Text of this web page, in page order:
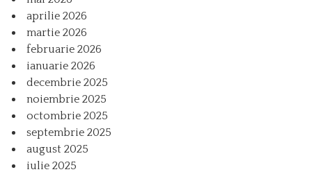
aprilie 2026
martie 2026
februarie 2026
ianuarie 2026
decembrie 2025
noiembrie 2025
octombrie 2025
septembrie 2025
august 2025
iulie 2025